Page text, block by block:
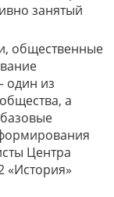
занятый
общественные
один из
а
Центра
«История»